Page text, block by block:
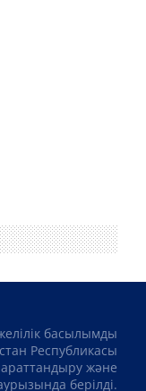
басылымды
Республикасы
және
берілді.